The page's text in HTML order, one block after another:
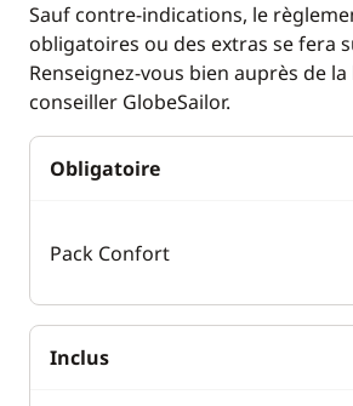
Sauf contre-indications, le
obligatoires ou des extras se fera
Renseignez-vous bien auprès de
conseiller GlobeSailor.
Obligatoire
Pack Confort
Inclus